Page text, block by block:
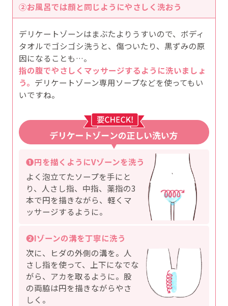
②お風呂では顔と同じようにやさしく洗おう
デリケートゾーンはまぶたよりうすいので、ボディ
タオルでゴシゴシ洗うと、傷ついたり、黒ずみの原
因になることも…。
指の腹でやさしくマッサージするように洗いましょ
う。 デリケートゾーン専用ソープなどを使ってもい
いですね。
❶円を描くようにVゾーンを洗う
よく泡立てたソープを手にと
り、人さし指、中指、薬指の3
本で円を描きながら、軽くマ
ッサージするように。
❷Iゾーンの溝を丁寧に洗う
次に、ヒダの外側の溝を。人
さし指を使って、上下になでな
がら、アカを取るように。股
の両脇は円を描きながらやさ
しく。